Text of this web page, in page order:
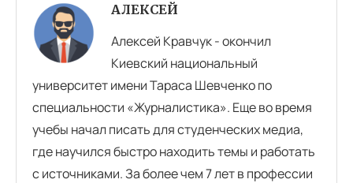
АЛЕКСЕЙ
Алексей Кравчук - окончил
Киевский национальный
университет имени Тараса Шевченко по
специальности «Журналистика». Еще во время
учебы начал писать для студенческих медиа,
где научился быстро находить темы и работать
с источниками. За более чем 7 лет в профессии